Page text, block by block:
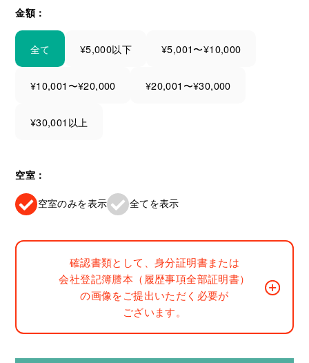
金額：
全て ¥5,000以下 ¥5,001〜¥10,000
¥10,001〜¥20,000 ¥20,001〜¥30,000
¥30,001以上
空室：
空室のみを表示 全てを表示
確認書類として、身分証明書または
会社登記簿謄本（履歴事項全部証明書）
の画像をご提出いただく必要が
ございます。